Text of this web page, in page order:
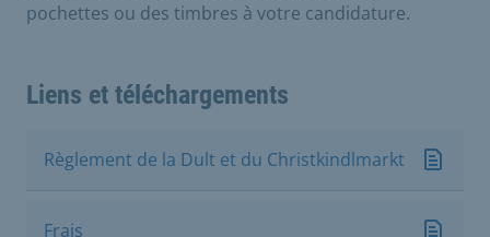
pochettes ou des timbres à votre candidature.
Liens et téléchargements
Règlement de la Dult et du Christkindlmarkt
Frais